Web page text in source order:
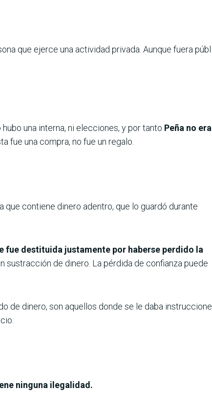
que ejerce una actividad privada. Aunque fuera
hubo una interna, ni elecciones, y por tanto Peña no era
fue una compra, no fue un regalo.
contiene dinero adentro, que lo guardó durante
fue destituida justamente por haberse perdido la
sustracción de dinero. La pérdida de confianza puede
de dinero, son aquellos donde se le daba
ninguna ilegalidad.